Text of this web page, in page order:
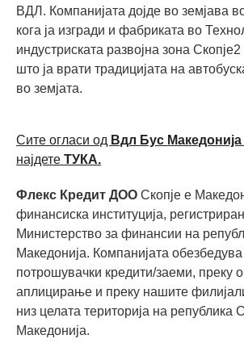
ВДЛ. Компанијата дојде во земјава
кога ја изгради и фабриката во
индустриската развојна зона
што ја врати традицијата на
во земјата.
Сите огласи од Вдл Бус Македонија
најдете ТУКА.
Флекс Кредит ДОО Скопје е
финансиска институција,
Министерство за финансии на
Македонија. Компанијата
потрошувачки кредити/заеми, преку
аплицирање и преку нашите
низ целата територија на република
Македонија.